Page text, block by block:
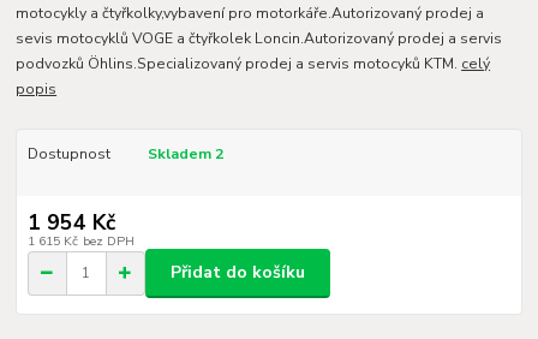
motocykly a čtyřkolky,vybavení pro motorkáře.Autorizovaný prodej a
sevis motocyklů VOGE a čtyřkolek Loncin.Autorizovaný prodej a servis
podvozků Öhlins.Specializovaný prodej a servis motocyků KTM. celý
popis
Dostupnost Skladem 2
1 954 Kč
1 615 Kč bez DPH
Přidat do košíku